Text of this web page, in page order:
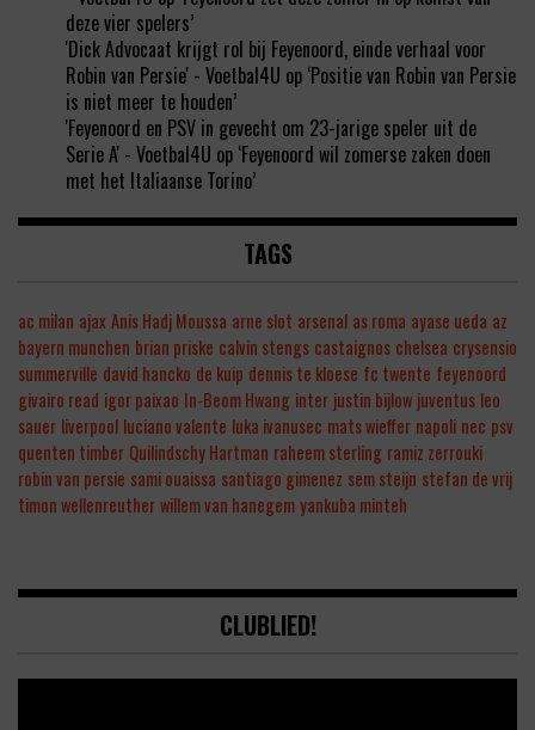
deze vier spelers’
'Dick Advocaat krijgt rol bij Feyenoord, einde verhaal voor
Robin van Persie' - Voetbal4U op ‘Positie van Robin van Persie
is niet meer te houden’
'Feyenoord en PSV in gevecht om 23-jarige speler uit de
Serie A' - Voetbal4U op ‘Feyenoord wil zomerse zaken doen
met het Italiaanse Torino’
TAGS
ac milan ajax Anis Hadj Moussa arne slot arsenal as roma ayase ueda az
bayern munchen brian priske calvin stengs castaignos chelsea crysensio
summerville david hancko de kuip dennis te kloese fc twente feyenoord
givairo read igor paixao In-Beom Hwang inter justin bijlow juventus leo
sauer liverpool luciano valente luka ivanusec mats wieffer napoli nec psv
quenten timber Quilindschy Hartman raheem sterling ramiz zerrouki
robin van persie sami ouaissa santiago gimenez sem steijn stefan de vrij
timon wellenreutherwillem van hanegemyankuba minteh
CLUBLIED!